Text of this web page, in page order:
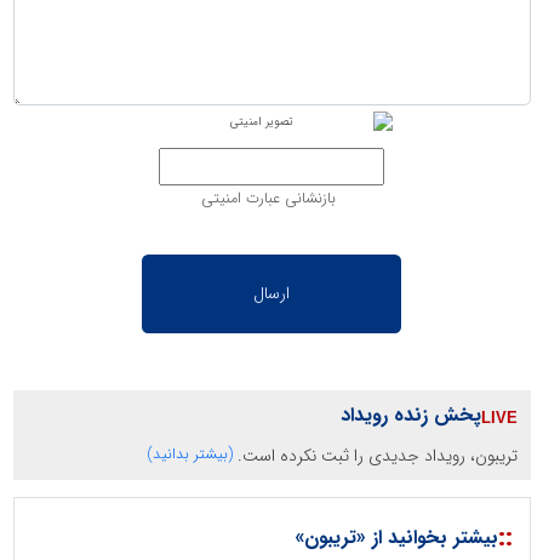
بازنشانی عبارت امنیتی
پخش زنده رویداد
تریبون، رویداد جدیدی را ثبت نکرده است. (بیشتر بدانید)
::بیشتر بخوانید از «تریبون»